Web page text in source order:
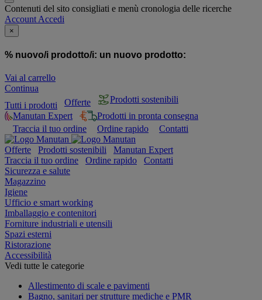
Contenuti del sito consigliati e menù cronologia delle ricerche
Account Accedi
×
% nuovo/i prodotto/i: un nuovo prodotto:
Vai al carrello
Continua
Tutti i prodotti
Offerte
Prodotti sostenibili
Manutan Expert
Prodotti in pronta consegna
Traccia il tuo ordine
Ordine rapido Contatti
Offerte Prodotti sostenibili
Manutan Expert
Traccia il tuo ordine
Ordine rapido
Contatti
Sicurezza e salute
Magazzino
Igiene
Ufficio e smart working
Imballaggio e contenitori
Forniture industriali e utensili
Spazi esterni
Ristorazione
Accessibilità
Vedi tutte le categorie
Allestimento di scale e pavimenti
Bagno, sanitari per strutture mediche e PMR